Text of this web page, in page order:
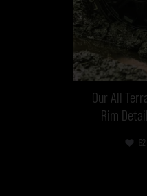
Our All
Rim
62